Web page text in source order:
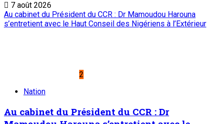
7 août 2026
Au cabinet du Président du CCR : Dr Mamoudou Harouna
s’entretient avec le Haut Conseil des Nigériens à l’Extérieur
2
Nation
Au cabinet du Président du CCR : Dr